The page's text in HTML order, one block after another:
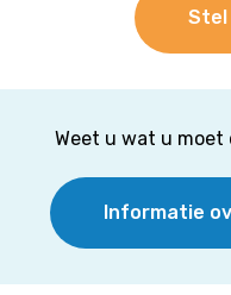
Stel
Weet u wat u moet
Informatie